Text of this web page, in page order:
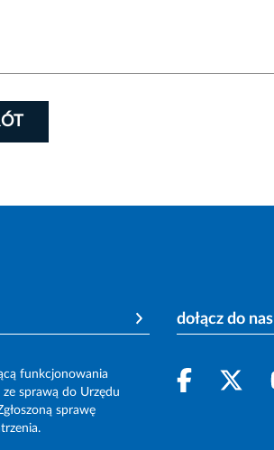
funkcjonowania
ze sprawą do Urzędu
sprawę
dołącz do nas